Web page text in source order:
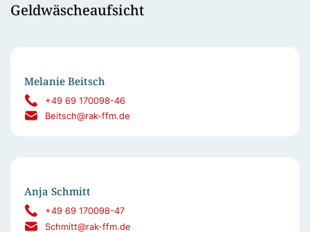
Geldwäscheaufsicht
Melanie Beitsch
+49 69 170098-46
Beitsch@rak-ffm.de
Anja Schmitt
+49 69 170098-47
Schmitt@rak-ffm.de